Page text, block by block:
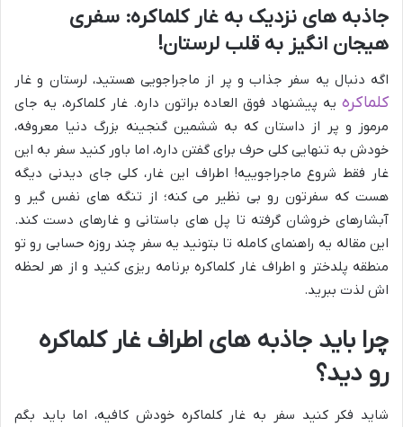
جاذبه های نزدیک به غار کلماکره: سفری
هیجان انگیز به قلب لرستان!
اگه دنبال یه سفر جذاب و پر از ماجراجویی هستید، لرستان و غار
کلماکره یه پیشنهاد فوق العاده براتون داره. غار کلماکره، یه جای
مرموز و پر از داستان که به ششمین گنجینه بزرگ دنیا معروفه،
خودش به تنهایی کلی حرف برای گفتن داره، اما باور کنید سفر به این
غار فقط شروع ماجراجوییه! اطراف این غار، کلی جای دیدنی دیگه
هست که سفرتون رو بی نظیر می کنه؛ از تنگه های نفس گیر و
آبشارهای خروشان گرفته تا پل های باستانی و غارهای دست کند.
این مقاله یه راهنمای کامله تا بتونید یه سفر چند روزه حسابی رو تو
منطقه پلدختر و اطراف غار کلماکره برنامه ریزی کنید و از هر لحظه
اش لذت ببرید.
چرا باید جاذبه های اطراف غار کلماکره
رو دید؟
شاید فکر کنید سفر به غار کلماکره خودش کافیه، اما باید بگم